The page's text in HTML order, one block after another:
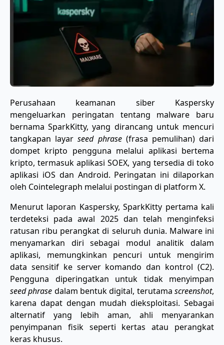
Perusahaan keamanan siber Kaspersky
mengeluarkan peringatan tentang malware baru
bernama SparkKitty, yang dirancang untuk mencuri
tangkapan layarseed phrase(frasa pemulihan) dari
dompet kripto pengguna melalui aplikasi bertema
kripto, termasuk aplikasi SOEX, yang tersedia di toko
aplikasi iOS dan Android. Peringatan ini dilaporkan
oleh Cointelegraph melalui postingan di platform X.
Menurut laporan Kaspersky, SparkKitty pertama kali
terdeteksi pada awal 2025 dan telah menginfeksi
ratusan ribu perangkat di seluruh dunia. Malware ini
menyamarkan diri sebagai modul analitik dalam
aplikasi, memungkinkan pencuri untuk mengirim
data sensitif ke server komando dan kontrol (C2).
Pengguna diperingatkan untuk tidak menyimpan
seed phrase dalam bentuk digital, terutamascreenshot,
karena dapat dengan mudah dieksploitasi. Sebagai
alternatif yang lebih aman, ahli menyarankan
penyimpanan fisik seperti kertas atau perangkat
keras khusus.